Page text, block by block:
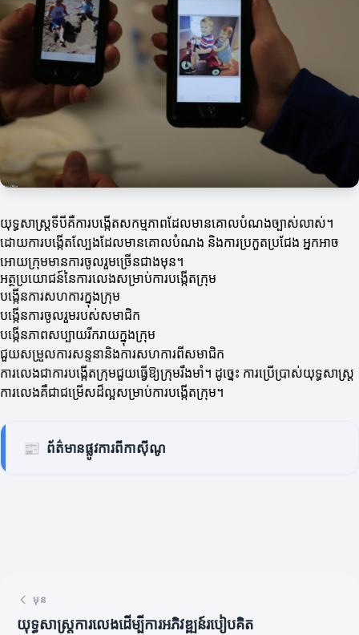
យុទ្ធសាស្រ្តទីបីគឺការបង្កើតសកម្មភាពដែលមានគោលបំណងច្បាស់លាស់។
ដោយការបង្កើតល្បែងដែលមានគោលបំណង និងការប្រកួតប្រជែង អ្នកអាច
អោយក្រុមមានការចូលរួមច្រើនជាងមុន។
អត្ថប្រយោជន៍នៃការលេងសម្រាប់ការបង្កើតក្រុម
បង្កើនការសហការក្នុងក្រុម
បង្កើនការចូលរួមរបស់សមាជិក
បង្កើនភាពសប្បាយរីករាយក្នុងក្រុម
ជួយសម្រួលការសន្ទនានិងការសហការពីសមាជិក
ការលេងជាការបង្កើតក្រុមជួយធ្វើឱ្យក្រុមរឹងមាំ។ ដូច្នេះ ការប្រើប្រាស់យុទ្ធសាស្ត្រ
ការលេងគឺជាជម្រើសដ៏ល្អសម្រាប់ការបង្កើតក្រុម។
📰 ព័ត៌មានផ្លូវការពីកាស៊ីណូ
មុន
យុទ្ធសាស្ត្រការលេងដើម្បីការអភិវឌ្ឍន៍របៀបគិត